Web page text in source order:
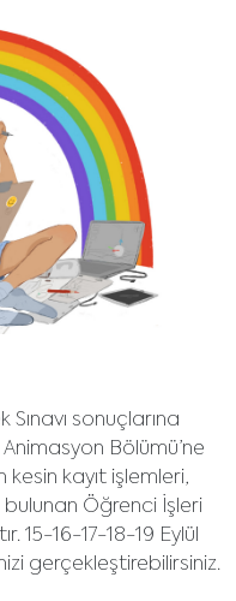
sonuçlarına
Bölümü’ne
kesin kayıt işlemleri,
Öğrenci İşleri
15-16-17-18-19 Eylül
gerçekleştirebilirsiniz.